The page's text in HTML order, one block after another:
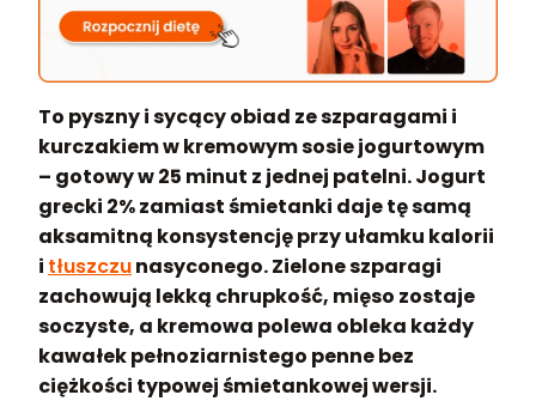
To pyszny i sycący obiad ze szparagami i
kurczakiem w kremowym sosie jogurtowym
– gotowy w 25 minut z jednej patelni. Jogurt
grecki 2% zamiast śmietanki daje tę samą
aksamitną konsystencję przy ułamku kalorii
i tłuszczunasyconego. Zielone szparagi
zachowują lekką chrupkość, mięso zostaje
soczyste, a kremowa polewa obleka każdy
kawałek pełnoziarnistego penne bez
ciężkości typowej śmietankowej wersji.